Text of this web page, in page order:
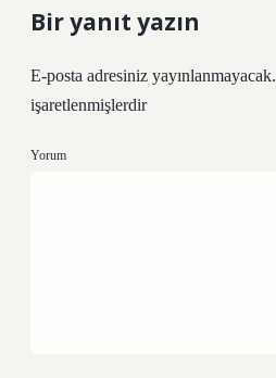
Bir yanıt yazın
E-posta adresiniz yayınlanmayacak.
işaretlenmişlerdir
Yorum